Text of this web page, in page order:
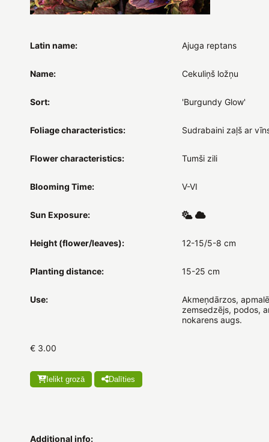
Latin name: Ajuga reptans
Name: Cekuliņš ložņu
Sort: 'Burgundy Glow'
Foliage characteristics: Sudrabaini zaļš ar
Flower characteristics: Tumši zili
Blooming Time: V-VI
Sun Exposure:
Height (flower/leaves): 12-15/5-8 cm
Planting distance: 15-25 cm
Use:
Akmeņdārzos,
zemsedzējs, podos,
nokarens augs.
€ 3.00
Ielikt grozā Dalīties
Additional info: